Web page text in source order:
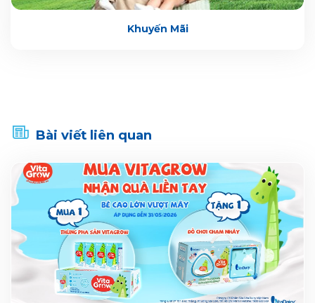
Khuyến Mãi
Bài viết liên quan